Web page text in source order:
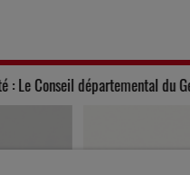
Solidarité : Le Conseil